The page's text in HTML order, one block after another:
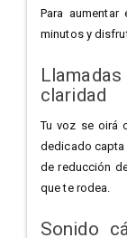
Para
minutos y
claridad
Tu voz se oirá
dedicado capta
de reducción
que te rodea.
Sonido